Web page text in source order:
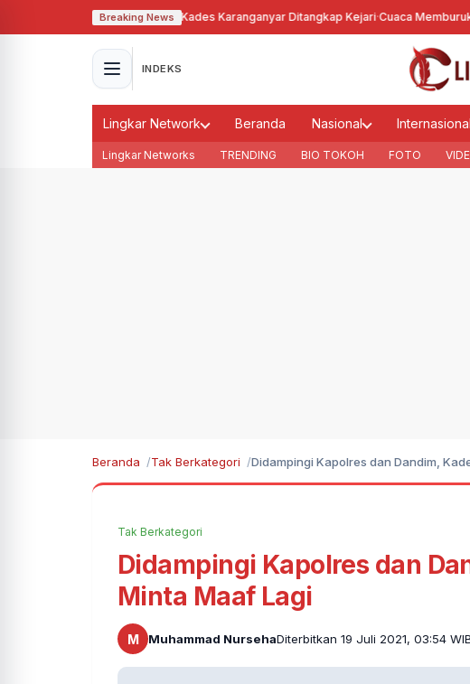
Breaking News
Tanah Bengkok, Kades Karanganyar Ditangkap Kejari·Cuaca Memburuk,
INDEKS
Lingkar Network Beranda Nasional
Lingkar Networks TRENDING BIO TOKOH FOTO
Beranda Tak Berkategori Didampingi Kapolres dan Dandim,
Tak Berkategori
Didampingi Kapolres dan
Minta Maaf Lagi
M Muhammad NursehaDiterbitkan 19 Juli 2021, 03:54